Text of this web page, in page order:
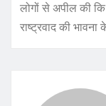
लोगों से अपील की
राष्ट्रवाद की